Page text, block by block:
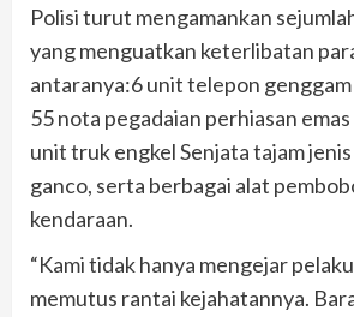
Polisi turut mengamankan
yang menguatkan keterlibatan
antaranya:6 unit telepon
55 nota pegadaian perhiasan
unit truk engkel Senjata tajam
ganco, serta berbagai alat
kendaraan.
“Kami tidak hanya mengejar
memutus rantai kejahatannya.